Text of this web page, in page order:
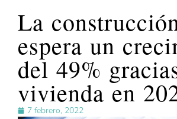
La
espera un
del 49%
vivienda en
7 febrero, 2022